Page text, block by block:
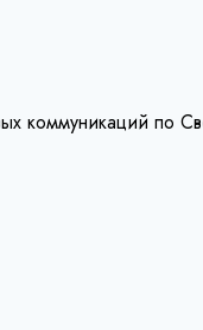
коммуникаций по